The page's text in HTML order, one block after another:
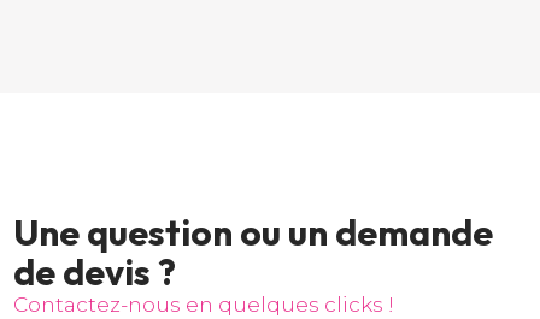
Unequestion ou un demande
dedevis?
Contactez-nous en q ue q ues c icks !